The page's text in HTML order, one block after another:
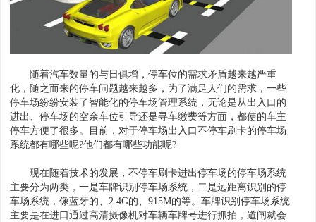
随着汽车数量的与日俱增，停车位的需求矛盾越来越严重
化，随之而来的停车问题越来越多，为了满足人们的需求，一些
停车场纷纷安装了智能化的停车场管理系统，无论是从出入口的
进出、停车场的空余车位引导还是寻车缴费等方面，都使的车主
停车方便了很多。目前，对于停车场出入口不停车刷卡的停车场
系统都有哪些呢?他们都有哪些功能呢?
现在随着技术的发展，不停车刷卡进出停车场的停车场系统
主要分为两类，一是车牌识别停车场系统，二是远距离识别的停
车场系统，像蓝牙的、2.4G的、915M的等。车牌识别停车场系统
主要是在进口通过高清摄像机对车辆车牌号进行抓拍，道闸就会